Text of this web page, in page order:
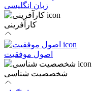
زبان انگلیسی
کارآفرینی
اصول موفقیت
شخصصیت شناسی